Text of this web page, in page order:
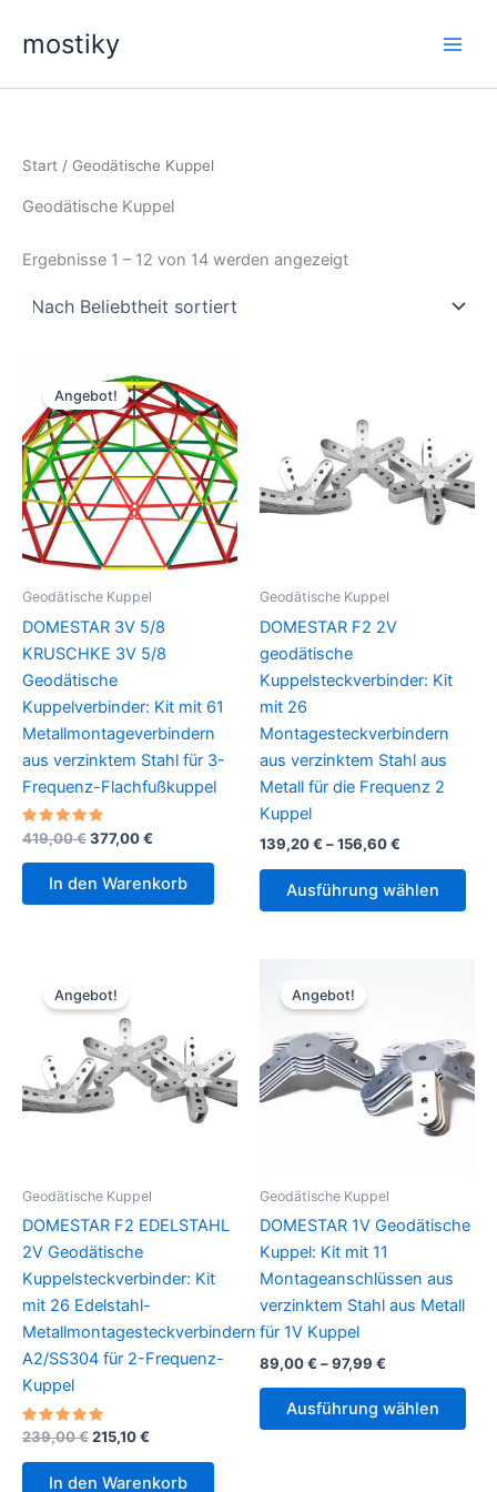
Inhaltmostiky
Start / Geodätische Kuppel
Geodätische Kuppel
Ergebnisse 1 – 12 von 14 werden angezeigtNach
Angebot!
Geodätische Kuppel
DOMESTAR 3V 5/8
KRUSCHKE 3V 5/8
Geodätische
Kuppelverbinder: Kit mit 61
Metallmontageverbindern
aus verzinktem Stahl für 3-
Frequenz-Flachfußkuppel
Bewertet
mit
5.00
von 5
419,00€Ursprünglicher
war:
419,00 €
377,00€
ist:
377,00 €.
In den Warenkorb
Geodätische Kuppel
DOMESTAR F2 2V
geodätische
Kuppelsteckverbinder: Kit
mit 26
Montagesteckverbindern
aus verzinktem Stahl aus
Metall für die Frequenz 2
Kuppel
139,20€ –156,60€
bis
156,60 €
Ausführung wählen
Angebot!
Geodätische Kuppel
DOMESTAR F2 EDELSTAHL
2V Geodätische
Kuppelsteckverbinder: Kit
mit 26 Edelstahl-
Metallmontagesteckverbindern
A2/SS304 für 2-Frequenz-
Kuppel
Bewertet
5.00
von 5
239,00€Ursprünglicher
war:
215,10€
ist:
In den Warenkorb
Angebot!
Geodätische Kuppel
DOMESTAR 1V Geodätische
Kuppel: Kit mit 11
Montageanschlüssen aus
verzinktem Stahl aus Metall
für 1V Kuppel
89,00€ –97,99 €
bis
97,99 €
Ausführung wählen